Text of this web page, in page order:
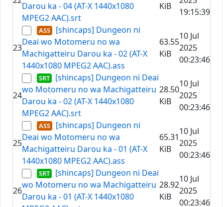
Darou ka - 04 (AT-X 1440x1080
MPEG2 AAC).srt
KiB
19:15:39
23
[shincaps] Dungeon ni
Deai wo Motomeru no wa
Machigatteiru Darou ka - 02 (AT-X
1440x1080 MPEG2 AAC).ass
63.55
KiB
10 Jul
2025
00:23:46
24
[shincaps] Dungeon ni Deai
wo Motomeru no wa Machigatteiru
Darou ka - 02 (AT-X 1440x1080
MPEG2 AAC).srt
28.50
KiB
10 Jul
2025
00:23:46
25
[shincaps] Dungeon ni
Deai wo Motomeru no wa
Machigatteiru Darou ka - 01 (AT-X
1440x1080 MPEG2 AAC).ass
65.31
KiB
10 Jul
2025
00:23:46
26
[shincaps] Dungeon ni Deai
wo Motomeru no wa Machigatteiru
Darou ka - 01 (AT-X 1440x1080
28.92
KiB
10 Jul
2025
00:23:46